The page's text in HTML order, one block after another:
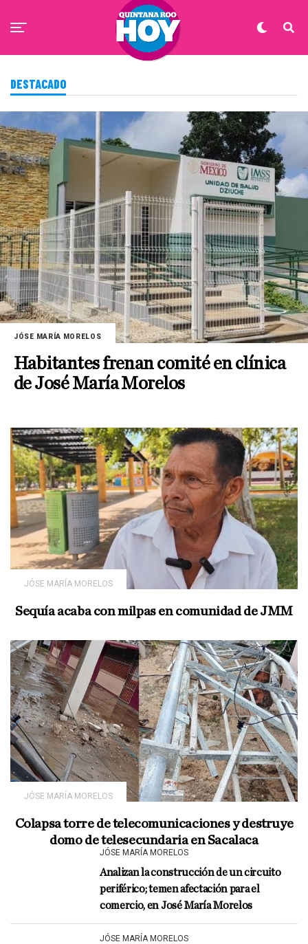
DESTACADO
JÓSE MARÍA MORELOS
Habitantes frenan comité en clínica
de José María Morelos
JÓSE MARÍA MORELOS
Sequía acaba con milpas en comunidad de JMM
JÓSE MARÍA MORELOS
Colapsa torre de telecomunicaciones y destruye
domo de telesecundaria en Sacalaca
JÓSE MARÍA MORELOS
Analizan la construcción de un circuito
periférico; temen afectación para el
comercio, en José María Morelos
JÓSE MARÍA MORELOS